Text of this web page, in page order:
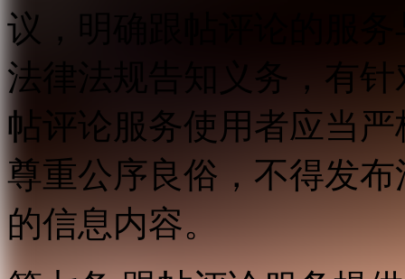
议，明确跟帖评论的服
法律法规告知义务，有
帖评论服务使用者应当
尊重公序良俗，不得发
的信息内容。